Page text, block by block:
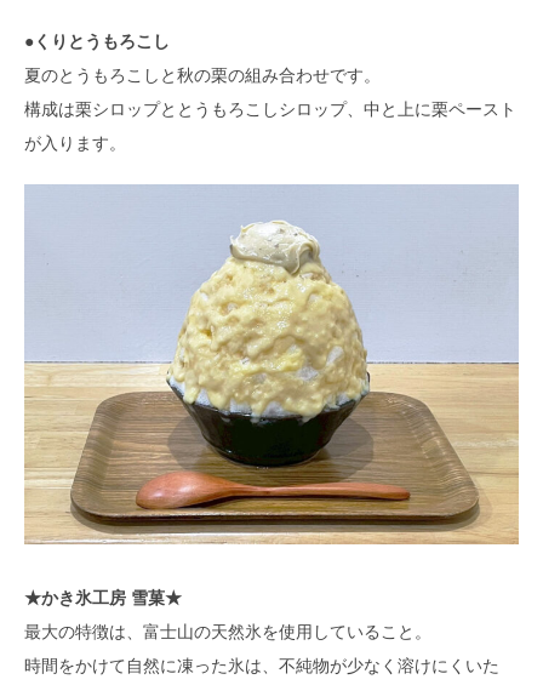
●くりとうもろこし
夏のとうもろこしと秋の栗の組み合わせです。
構成は栗シロップととうもろこしシロップ、中と上に栗ペースト
が入ります。
★かき氷工房 雪菓★
最大の特徴は、富士山の天然氷を使用していること。
時間をかけて自然に凍った氷は、不純物が少なく溶けにくいた